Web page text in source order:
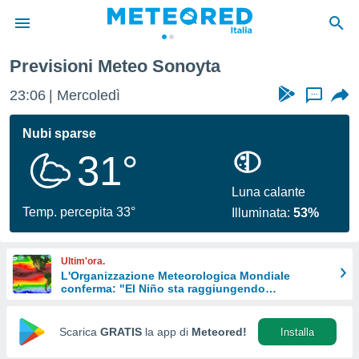
di
per
le
di
Web
Previsioni Meteo Sonoyta
23:06 Mercoledì ...
Nubi sparse
31°
Temp. percepita 33°
Luna calante
Illuminata:53%
Ultim'ora.
L'Organizzazione Meteorologica Mondiale
conferma: "El Niño sta raggiungendo
Scarica GRATIS la app di Meteored! Installa